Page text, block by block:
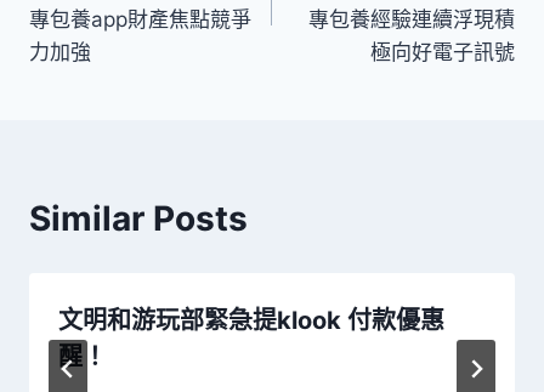
導
覽
專包養app財產焦點競爭
力加強
專包養經驗連續浮現積
極向好電子訊號
Similar Posts
文明和游玩部緊急提klook 付款優惠
醒！